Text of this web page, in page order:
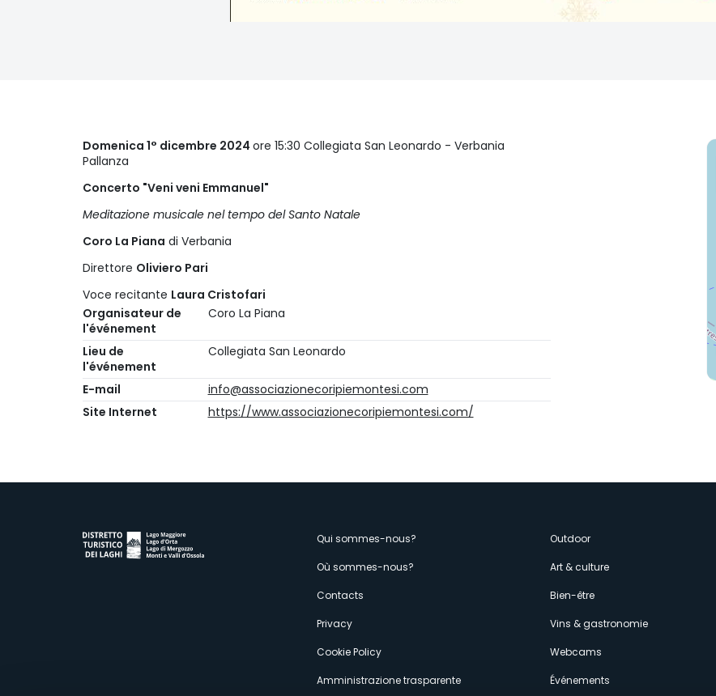
Domenica 1° dicembre 2024 ore 15:30 Collegiata San Leonardo - Verbania
Pallanza
Concerto "Veni veni Emmanuel"
Meditazione musicale nel tempo del Santo Natale
Coro La Piana di Verbania
Direttore Oliviero Pari
Voce recitante Laura Cristofari
Organisateur de
l'événement
Coro La Piana
Lieu de
l'événement
Collegiata San Leonardo
E-mail
info@associazionecoripiemontesi.com
Site Internet
https://www.associazionecoripiemontesi.com/
Menù
secondario
Qui sommes-nous?
Où sommes-nous?
Contacts
Privacy
Cookie Policy
Amministrazione trasparente
Outdoor
Art & culture
Bien-être
Vins & gastronomie
Webcams
Événements